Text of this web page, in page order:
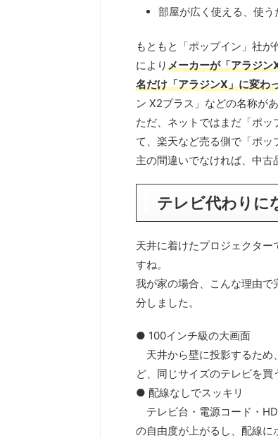
部屋が広く使える、使う
もともと「ポップイン」社
によりメーカーが「アラジン
名だけ「アラジンX」に変わ
ン X2プラス」などの名称があ
ただ、ネットではまだ「ポ
て、楽天など売る側で「ポ
主の間違いでなければ、中古
テレビ代わりに
天井に着けたプロジェクタ
すね。
我が家の場合、こんな理由
分しました。
● 100インチ級の大画面
天井から壁に投影するため
ど、同じサイズのテレビを買
● 配線なしでスッキリ
テレビ台・電源コード・
の自由度が上がるし、配線